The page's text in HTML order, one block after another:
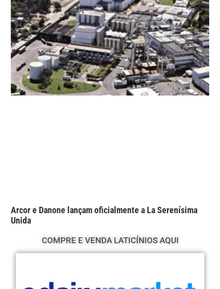
Arcor e Danone lançam oficialmente a La Serenísima
Unida
COMPRE E VENDA LATICÍNIOS AQUI